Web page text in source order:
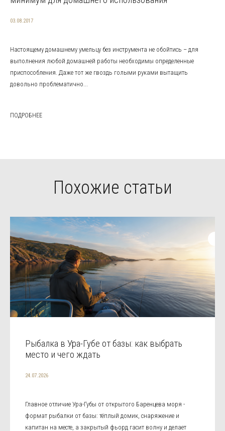
03.08.2017
Настоящему домашнему умельцу без инструмента не обойтись – для
выполнения любой домашней работы необходимы определенные
приспособления. Даже тот же гвоздь голыми руками вытащить
довольно проблематично...
ПОДРОБНЕЕ
Похожие статьи
Рыбалка в Ура-Губе от базы: как выбрать
место и чего ждать
24.07.2026
Главное отличие Ура-Губы от открытого Баренцева моря -
формат рыбалки от базы: тёплый домик, снаряжение и
капитан на месте, а закрытый фьорд гасит волну и делает